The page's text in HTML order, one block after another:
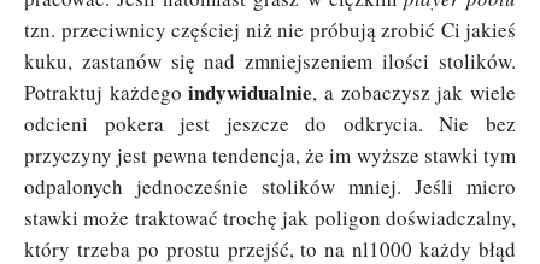
tzn. przeciwnicy częściej niż nie próbują zrobić Ci jakieś
kuku, zastanów się nad zmniejszeniem ilości stolików.
Potraktuj każdegoindywidualnie, a zobaczysz jak wiele
odcieni pokera jest jeszcze do odkrycia. Nie bez
przyczyny jest pewna tendencja, że im wyższe stawki tym
odpalonych jednocześnie stolików mniej. Jeśli micro
stawki może traktować trochę jak poligon doświadczalny,
który trzeba po prostu przejść, to na nl1000 każdy błąd